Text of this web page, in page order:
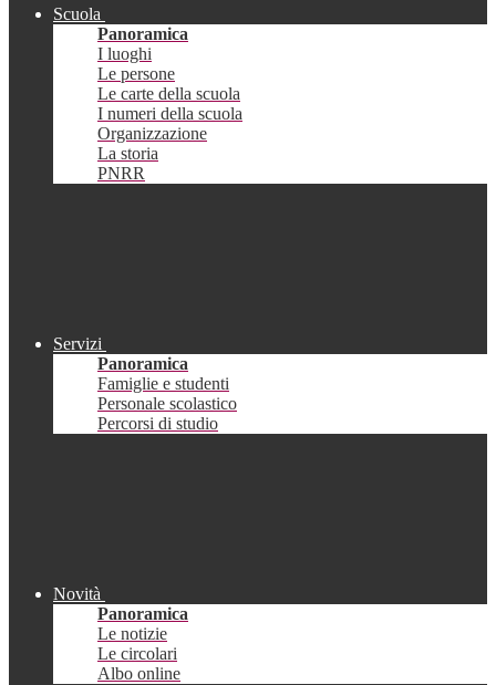
Scuola
Panoramica
I luoghi
Le persone
Le carte della scuola
I numeri della scuola
Organizzazione
La storia
PNRR
Servizi
Panoramica
Famiglie e studenti
Personale scolastico
Percorsi di studio
Novità
Panoramica
Le notizie
Le circolari
Albo online